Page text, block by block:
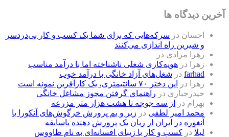
آخرین دیدگاه ها
احسان در سرکه‌هایی که برای شما یک کسب و کار بی‌دردسر
و شیرین راه اندازی می‌کنند
زهرا مرادی در
زهرا
در هویه‌کاری شغلی ناشناخته اما با درآمد مناسب
farhad در شغل‌های آزاد خانگی با درآمد خوب
زهرا
در
این دختر ۷۰ سانتیمتری، یک کارآفرین نمونه است
حیدرجباری در راهنمای گرفتن مجوز مشاغل خانگی
بهرام در
از سه جوجه تا هشت هزار متر مزرعه
محمد امیر لطفی در زیر و بم پرورش خرگوش‌های آنکورا یا
آنغوره در ایران از زبان یک پرورش دهنده باسابقه
لیلا در کسب و کار با زیبای افسانه‌ای به نام طاووس